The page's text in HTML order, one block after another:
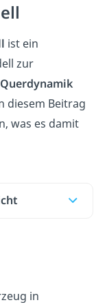
ist ein
zur
Querdynamik
diesem Beitrag
was es damit
in